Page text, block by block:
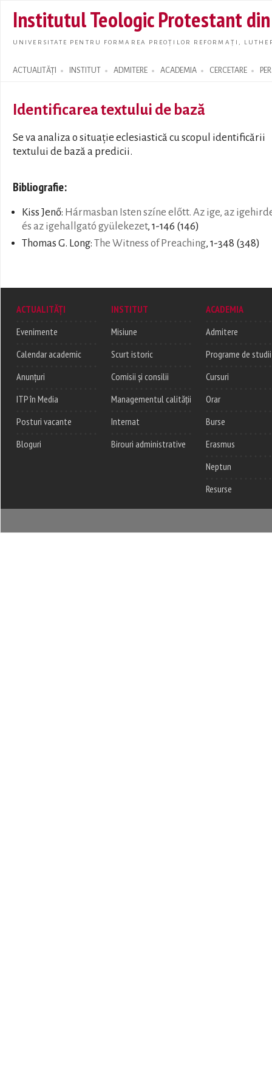
main
Institutul Teologic Protestant
UNIVERSITATE PENTRU FORMAREA PREOȚILOR REFORMAȚI,
ACTUALITĂȚI INSTITUT ADMITERE ACADEMIA CERCETARE
Search form
Identificarea textului de bază
Se va analiza o situație eclesiastică cu scopul identificării
textului de bază a predicii.
Bibliografie:
Kiss Jenő: Hármasban Isten színe előtt. Az ige, az
és az igehallgató gyülekezet, 1-146 (146)
Thomas G. Long: The Witness of Preaching, 1-348 (348)
ACTUALITĂȚI
Evenimente
Calendar academic
Anunțuri
ITP în Media
Posturi vacante
Bloguri
INSTITUT
Misiune
Scurt istoric
Comisii și consilii
Managementul calității
Internat
Birouri administrative
ACADEMIA
Admitere
Programe de studii
Cursuri
Orar
Burse
Erasmus
Neptun
Resurse